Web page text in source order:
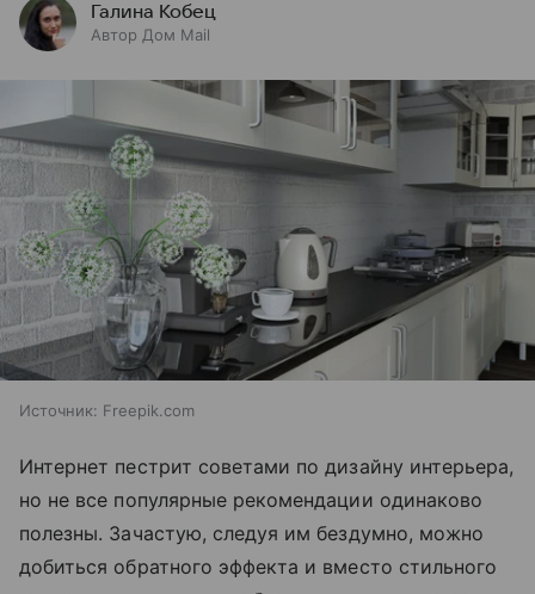
Галина Кобец
Автор Дом Mail
Источник: Freepik.com
Интернет пестрит советами по дизайну интерьера,
но не все популярные рекомендации одинаково
полезны. Зачастую, следуя им бездумно, можно
добиться обратного эффекта и вместо стильного